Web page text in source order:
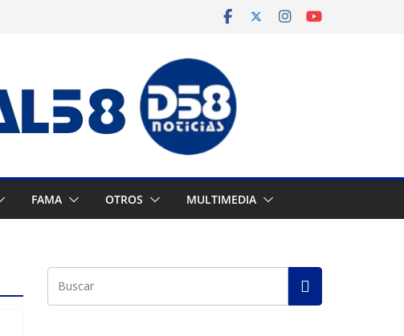
FAMA OTROS MULTIMEDIA